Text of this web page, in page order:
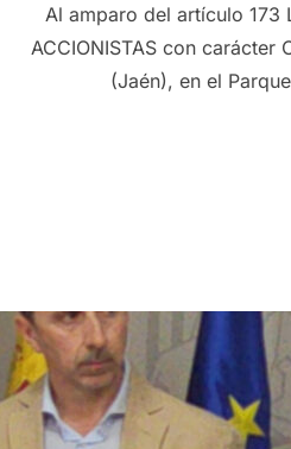
Al amparo del artículo 173
ACCIONISTAS con carácter
(Jaén), en el